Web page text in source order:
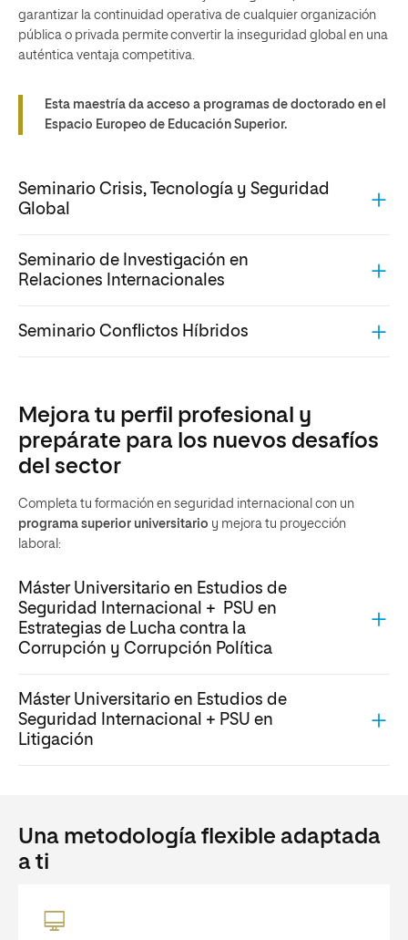
garantizar la continuidad operativa de cualquier organización
pública o privada permite convertir la inseguridad global en una
auténtica ventaja competitiva.
Esta maestría da acceso a programas de doctorado en el
Espacio Europeo de Educación Superior.
Seminario Crisis, Tecnología y Seguridad
Global
Seminario de Investigación en
Relaciones Internacionales
Seminario Conflictos Híbridos
Mejora tu perfil profesional y
prepárate para los nuevos desafíos
del sector
Completa tu formación en seguridad internacional con un
programa superior universitario y mejora tu proyección
laboral:
Máster Universitario en Estudios de
Seguridad Internacional + PSU en
Estrategias de Lucha contra la
Corrupción y Corrupción Política
Máster Universitario en Estudios de
Seguridad Internacional + PSU en
Litigación
Una metodología flexible adaptada
a ti